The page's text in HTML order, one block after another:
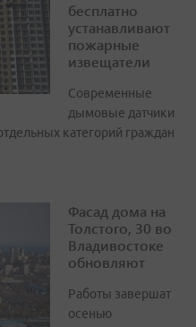
бесплатно
устанавливают
пожарные
извещатели
Современные
дымовые датчики
категорий граждан
Фасад дома на
Толстого, 30 во
Владивостоке
обновляют
Работы завершат
осенью